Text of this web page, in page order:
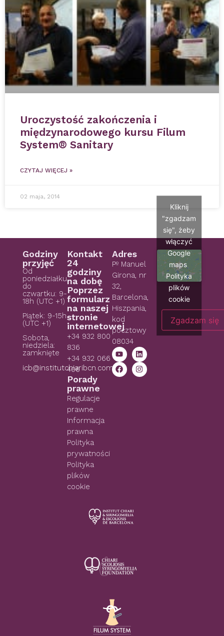
Uroczystość zakończenia i
międzynarodowego kursu Filum
System® Sanitary
CZYTAJ WIĘCEJ »
02 maja, 2014
Godziny
przyjęć
Od
poniedziałku
do
czwartku: 9-
18h (UTC +1)
Piątek: 9-15h
(UTC +1)
Sobota,
niedziela:
zamknięte
icb@institutchiaribcn.com
Kontakt
24
godziny
na dobę
Poprzez
formularz
na naszej
stronie
internetowej
+34 932 800
836
+34 932 066
406
Porady
prawne
Regulacje
prawne
Informacja
prawna
Polityka
prywatności
Polityka
plików
cookie
Adres
Pº Manuel
Girona, nr
32,
Barcelona,
Hiszpania,
kod
pocztowy
08034
Kliknij
"zgadzam
się", żeby
włączyć
Google
maps
Polityka
plików
cookie
Zgadzam się